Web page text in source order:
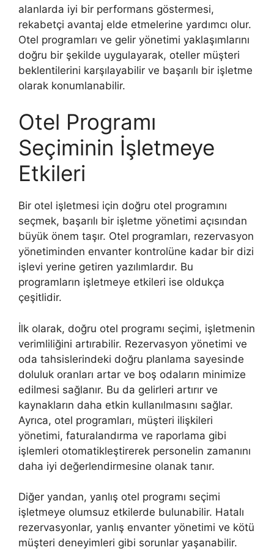
alanlarda iyi bir performans göstermesi,
rekabetçi avantaj elde etmelerine yardımcı olur.
Otel programları ve gelir yönetimi yaklaşımlarını
doğru bir şekilde uygulayarak, oteller müşteri
beklentilerini karşılayabilir ve başarılı bir işletme
olarak konumlanabilir.
Otel Programı
Seçiminin İşletmeye
Etkileri
Bir otel işletmesi için doğru otel programını
seçmek, başarılı bir işletme yönetimi açısından
büyük önem taşır. Otel programları, rezervasyon
yönetiminden envanter kontrolüne kadar bir dizi
işlevi yerine getiren yazılımlardır. Bu
programların işletmeye etkileri ise oldukça
çeşitlidir.
İlk olarak, doğru otel programı seçimi, işletmenin
verimliliğini artırabilir. Rezervasyon yönetimi ve
oda tahsislerindeki doğru planlama sayesinde
doluluk oranları artar ve boş odaların minimize
edilmesi sağlanır. Bu da gelirleri artırır ve
kaynakların daha etkin kullanılmasını sağlar.
Ayrıca, otel programları, müşteri ilişkileri
yönetimi, faturalandırma ve raporlama gibi
işlemleri otomatikleştirerek personelin zamanını
daha iyi değerlendirmesine olanak tanır.
Diğer yandan, yanlış otel programı seçimi
işletmeye olumsuz etkilerde bulunabilir. Hatalı
rezervasyonlar, yanlış envanter yönetimi ve kötü
müşteri deneyimleri gibi sorunlar yaşanabilir.